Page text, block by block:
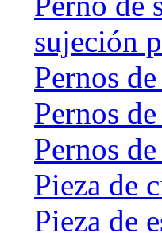
sujeción
Pernos
Pernos
Pernos
Pieza de
Pieza de